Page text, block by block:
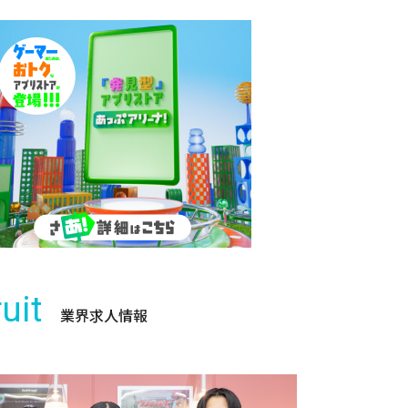
業界求人情報